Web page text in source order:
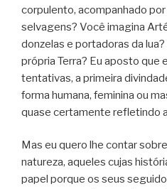
corpulento, acompanhado
selvagens? Você imagina
donzelas e portadoras da
própria Terra? Eu aposto que
tentativas, a primeira
forma humana, feminina ou
quase certamente refletindo
Mas eu quero lhe contar
natureza, aqueles cujas
papel porque os seus